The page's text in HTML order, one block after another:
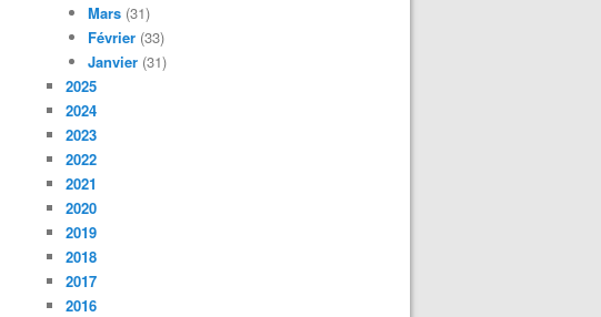
Mars (31)
Février (33)
Janvier (31)
2025
2024
2023
2022
2021
2020
2019
2018
2017
2016